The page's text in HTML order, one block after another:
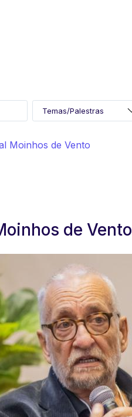
Moinhos de Vento
de Vento